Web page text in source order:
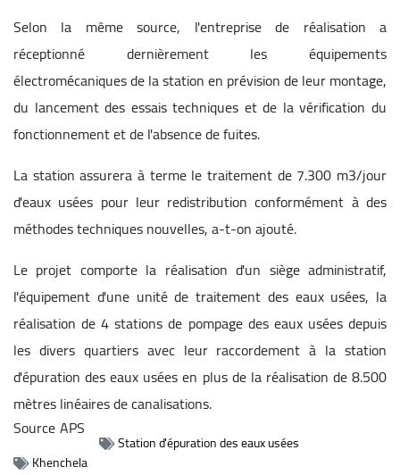
Selon la même source, l'entreprise de réalisation a
réceptionné dernièrement les équipements
électromécaniques de la station en prévision de leur montage,
du lancement des essais techniques et de la vérification du
fonctionnement et de l'absence de fuites.
La station assurera à terme le traitement de 7.300 m3/jour
d'eaux usées pour leur redistribution conformément à des
méthodes techniques nouvelles, a-t-on ajouté.
Le projet comporte la réalisation d'un siège administratif,
l'équipement d'une unité de traitement des eaux usées, la
réalisation de 4 stations de pompage des eaux usées depuis
les divers quartiers avec leur raccordement à la station
d'épuration des eaux usées en plus de la réalisation de 8.500
mètres linéaires de canalisations.
SourceAPS
Station d'épuration des eaux usées
Khenchela